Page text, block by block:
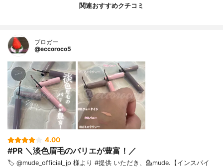
関連おすすめクチコミ
ブロガー
@eccoroco5
4.00
#PR ＼淡色眉毛のバリエが豊富！／
🏷️ @mude_official_jp 様より #提供 いただき、⁡💁mude.【インスパイ